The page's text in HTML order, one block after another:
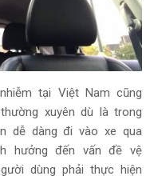
tại Việt Nam cũng
xuyên dù là trong
dễ dàng đi vào xe qua
hưởng đến vấn đề vệ
dùng phải thực hiện